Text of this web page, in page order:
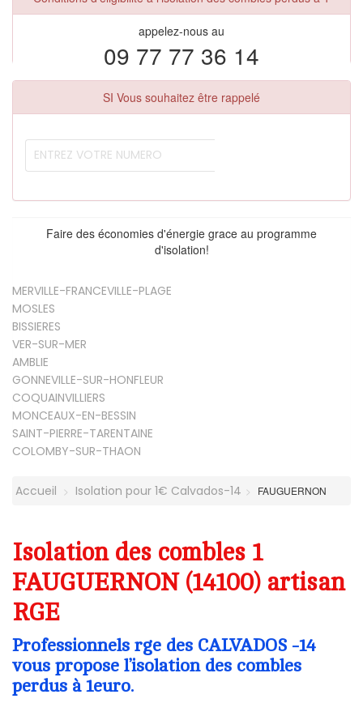
appelez-nous au
09 77 77 36 14
SI Vous souhaitez être rappelé
Faire des économies d'énergie grace au programme
d'isolation!
MERVILLE-FRANCEVILLE-PLAGE
MOSLES
BISSIERES
VER-SUR-MER
AMBLIE
GONNEVILLE-SUR-HONFLEUR
COQUAINVILLIERS
MONCEAUX-EN-BESSIN
SAINT-PIERRE-TARENTAINE
COLOMBY-SUR-THAON
Accueil Isolation pour 1€ Calvados-14 FAUGUERNON
Isolation des combles 1
FAUGUERNON (14100) artisan
RGE
Professionnels rge des CALVADOS -14
vous propose l’isolation des combles
perdus à 1euro.